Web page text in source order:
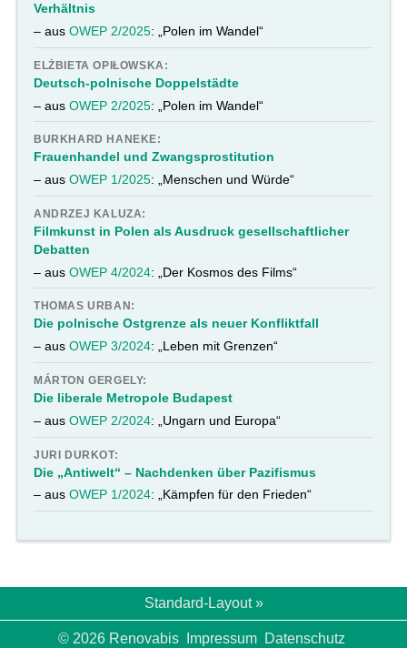
Verhältnis
– ausOWEP 2/2025: „Polen im Wandel“
ELŻBIETA OPIŁOWSKA:
Deutsch-polnische Doppelstädte
– ausOWEP 2/2025: „Polen im Wandel“
BURKHARD HANEKE:
Frauenhandel und Zwangsprostitution
– ausOWEP 1/2025: „Menschen und Würde“
ANDRZEJ KALUZA:
Filmkunst in Polen als Ausdruck gesellschaftlicher
Debatten
– ausOWEP 4/2024: „Der Kosmos des Films“
THOMAS URBAN:
Die polnische Ostgrenze als neuer Konfliktfall
– ausOWEP 3/2024: „Leben mit Grenzen“
MÁRTON GERGELY:
Die liberale Metropole Budapest
– ausOWEP 2/2024: „Ungarn und Europa“
JURI DURKOT:
Die „Antiwelt“ – Nachdenken über Pazifismus
– ausOWEP 1/2024: „Kämpfen für den Frieden“
Standard-Layout »
© 2026 Renovabis Impressum Datenschutz